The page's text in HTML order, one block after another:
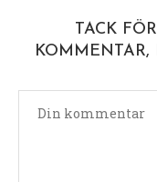
TACK
KOMMENTAR,